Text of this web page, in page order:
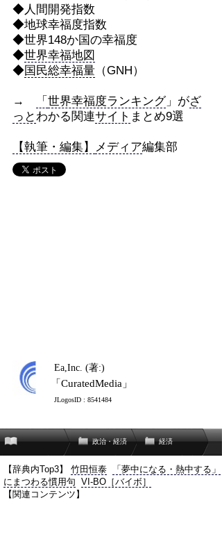
◆人間開発指数
◆地球幸福度指数
◆世界148か国の幸福度
◆世界幸福地図
◆国民総幸福量（GNH）
→ 「 世界幸福度ランキング」がざ
っとわかる関連サイト まとめ9選
【執筆・編集】 メディア編集部
Ea,Inc. (著:)
「CuratedMedia」
JLogosID : 8541484
政治・経済 経済
【辞典内Top3】 竹田恒泰
「夢中になる・熱中する」
にまつわる慣用句 VI-BO［バイボ］
【関連コンテンツ】